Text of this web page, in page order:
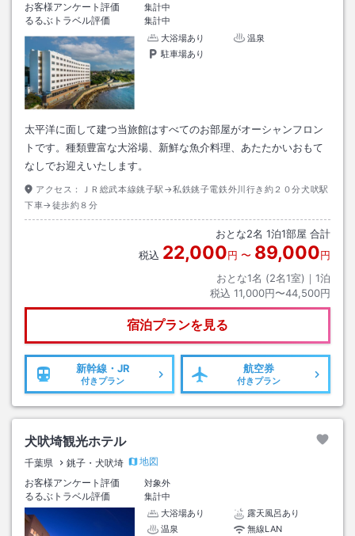
お客様アンケート評価 集計中
るるぶトラベル評価
集計中
大浴場あり
温泉
駐車場あり
太平洋に面して建つ当旅館はすべてのお部屋がオーシャンフロン
トです。種類豊富な大浴場、新鮮な魚介料理、あたたかいおもて
なしでお迎えいたします。
アクセス：
ＪＲ総武本線銚子駅→私鉄銚子電鉄外川行き約２０分犬吠駅
下車→徒歩約８分
おとな2名 1泊1部屋 合計
税込 22,000円 〜 89,000円
おとな1名 (2名1室)｜ 1泊
税込 11,000円〜44,500円
宿泊プランを見る
新幹線・JR
付きプラン
航空券
付きプラン
犬吠埼観光ホテル
千葉県 銚子・犬吠埼
地図
お客様アンケート評価
対象外
るるぶトラベル評価
集計中
大浴場あり
露天風呂あり
温泉
無線LAN